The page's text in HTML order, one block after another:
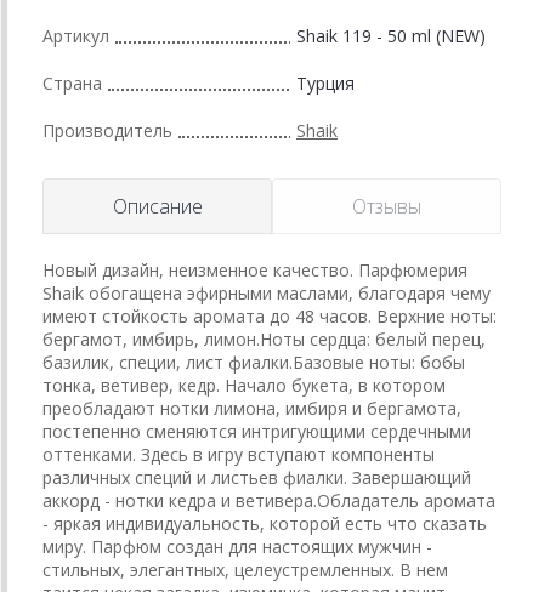
Артикул Shaik 119 - 50 ml (NEW)
Страна Турция
Производитель Shaik
Описание Отзывы
Новый дизайн, неизменное качество. Парфюмерия
Shaik обогащена эфирными маслами, благодаря чему
имеют стойкость аромата до 48 часов. Верхние ноты:
бергамот, имбирь, лимон.Ноты сердца: белый перец,
базилик, специи, лист фиалки.Базовые ноты: бобы
тонка, ветивер, кедр. Начало букета, в котором
преобладают нотки лимона, имбиря и бергамота,
постепенно сменяются интригующими сердечными
оттенками. Здесь в игру вступают компоненты
различных специй и листьев фиалки. Завершающий
аккорд - нотки кедра и ветивера.Обладатель аромата
- яркая индивидуальность, которой есть что сказать
миру. Парфюм создан для настоящих мужчин -
стильных, элегантных, целеустремленных. В нем